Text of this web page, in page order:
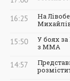
16:25
На
15:50
У боях за
з ММА
14:57